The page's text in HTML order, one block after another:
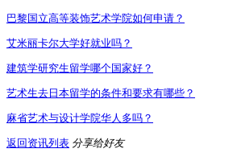
巴黎国立高等装饰艺术学院如何申请？
艾米丽卡尔大学好就业吗？
建筑学研究生留学哪个国家好？
艺术生去日本留学的条件和要求有哪些？
麻省艺术与设计学院华人多吗？
返回资讯列表 分享给好友